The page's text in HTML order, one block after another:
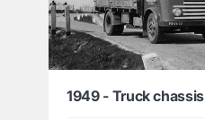
1949 - Truck chassis